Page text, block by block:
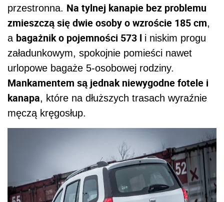
przestronna. Na tylnej kanapie bez problemu
zmieszczą się dwie osoby o wzroście 185 cm,
a bagażnik o pojemności 573 l i niskim progu
załadunkowym, spokojnie pomieści nawet
urlopowe bagaże 5-osobowej rodziny.
Mankamentem są jednak niewygodne fotele i
kanapa, które na dłuższych trasach wyraźnie
męczą kręgosłup.